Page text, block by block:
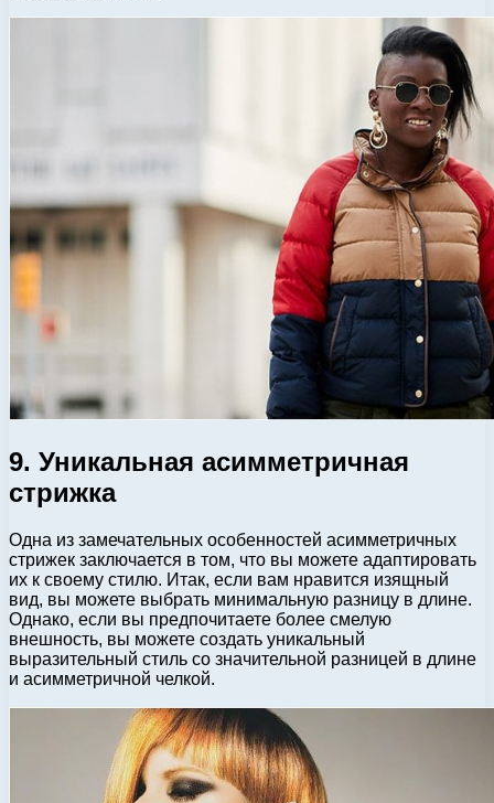
9. Уникальная асимметричная
стрижка
Одна из замечательных особенностей асимметричных
стрижек заключается в том, что вы можете адаптировать
их к своему стилю. Итак, если вам нравится изящный
вид, вы можете выбрать минимальную разницу в длине.
Однако, если вы предпочитаете более смелую
внешность, вы можете создать уникальный
выразительный стиль со значительной разницей в длине
и асимметричной челкой.